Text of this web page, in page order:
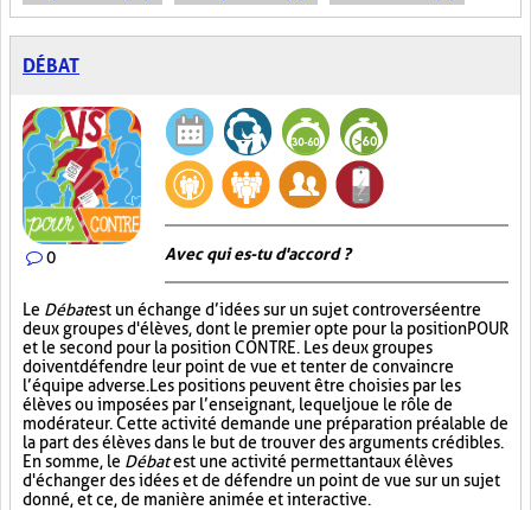
DÉBAT
0 Avec qui es-tu d'accord ?
Le Débatest un échange d’idées sur un sujet controversé entre
deux groupes d'élèves, dont le premier opte pour la position POUR
et le second pour la position CONTRE. Les deux groupes
doivent défendre leur point de vue et tenter de convaincre
l’équipe adverse. Les positions peuvent être choisies par les
élèves ou imposées par l’enseignant, lequel joue le rôle de
modérateur. Cette activité demande une préparation préalable de
la part des élèves dans le but de trouver des arguments crédibles.
En somme, le Débatest une activité permettant aux élèves
d'échanger des idées et de défendre un point de vue sur un sujet
donné, et ce, de manière animée et interactive.